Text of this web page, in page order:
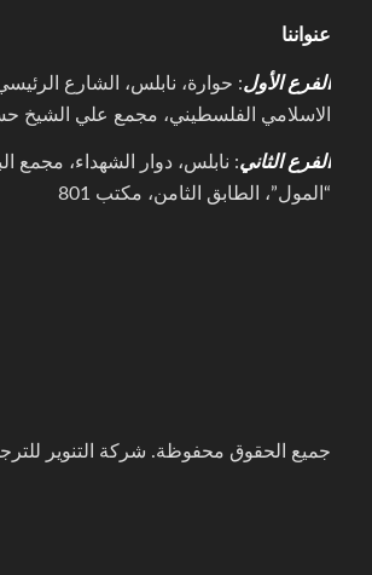
عنواننا
الفرع الأول: حوارة، نابلس، الشارع
الاسلامي الفلسطيني، مجمع علي الشيخ
الفرع الثاني: نابلس، دوار الشهداء، مجمع
“المول”، الطابق الثامن، مكتب 801
جميع الحقوق محفوظة. شركة التنوير للترجمة 2018-